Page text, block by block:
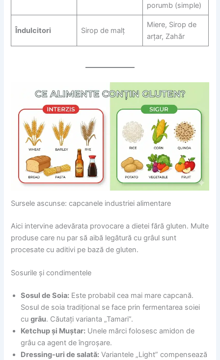
porumb (simple)
Îndulcitori Sirop de malț
Miere, Sirop de
arțar, Zahăr
Sursele ascunse: capcanele industriei alimentare
Aici intervine adevărata provocare a dietei fără gluten. Multe
produse care nu par să aibă legătură cu grâul sunt
procesate cu aditivi pe bază de gluten.
Sosurile și condimentele
Sosul de Soia: Este probabil cea mai mare capcană.
Sosul de soia tradițional se face prin fermentarea soiei
cugrâu. Căutați varianta „Tamari”.
Ketchup și Muștar: Unele mărci folosesc amidon de
grâu ca agent de îngroșare.
Dressing-uri de salată: Variantele „Light” compensează